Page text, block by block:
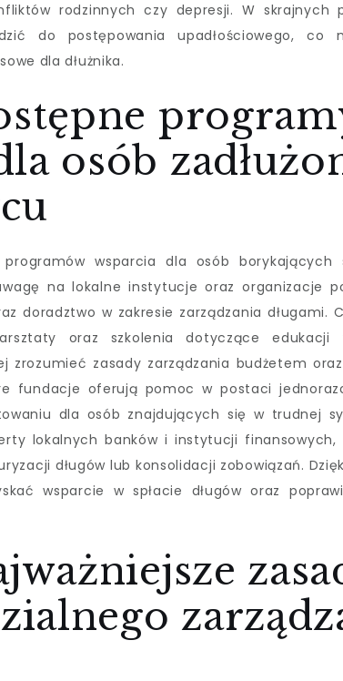
rodzinnych czy depresji. W skrajnych
do postępowania upadłościowego, co
dla dłużnika.
osób
wsparcia dla osób borykających
na lokalne instytucje oraz organizacje
doradztwo w zakresie zarządzania długami.
oraz szkolenia dotyczące edukacji
zrozumieć zasady zarządzania budżetem
fundacje oferują pomoc w postaci
dla osób znajdujących się w trudnej
lokalnych banków i instytucji
długów lub konsolidacji zobowiązań.
wsparcie w spłacie długów oraz